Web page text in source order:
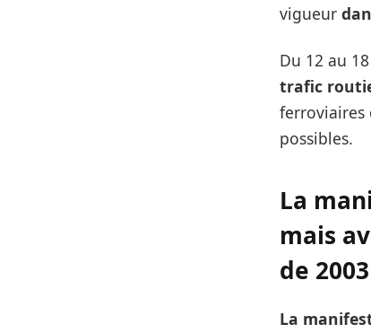
vigueur
Du 12 au
trafic
ferroviaires
possibles.
La
mais
de 2003
La